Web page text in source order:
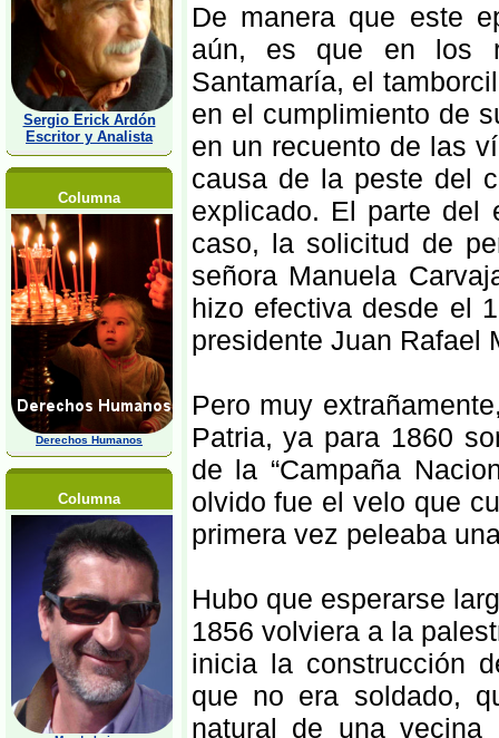
Sergio Erick Ardón
Escritor y Analista
Columna
Derechos Humanos
Columna
De manera que este
aún, es que en los
Santamaría, el
en el cumplimiento de
en un recuento de las
causa de la peste del
explicado. El parte del
caso, la solicitud de
señora Manuela
hizo efectiva desde el
presidente Juan Rafael
Pero muy
Patria, ya para 1860
de la “Campaña
olvido fue el velo que
primera vez peleaba
Hubo que esperarse
1856 volviera a la
inicia la construcción
que no era soldado,
natural de una